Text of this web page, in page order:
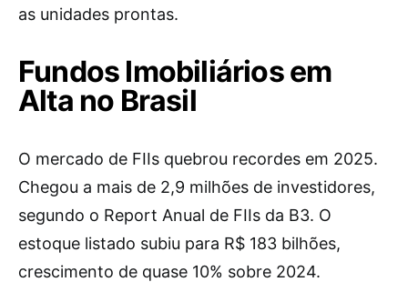
as unidades prontas.
Fundos Imobiliários em
Alta no Brasil
O mercado de FIIs quebrou recordes em 2025.
Chegou a mais de 2,9 milhões de investidores,
segundo o Report Anual de FIIs da B3. O
estoque listado subiu para R$ 183 bilhões,
crescimento de quase 10% sobre 2024.